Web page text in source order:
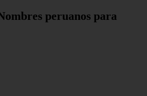
peruanos para